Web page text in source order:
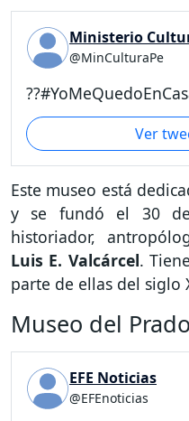
Ministerio
@MinCulturaPe
Ver
Este museo está
y se fundó el 30
historiador,
Luis E. Valcárcel.
parte de ellas del siglo
Museo del
EFE Noticias
@EFEnoticias